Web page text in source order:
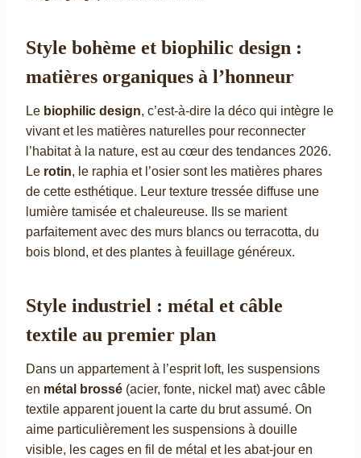
Style bohème et biophilic design :
matières organiques à l’honneur
Le biophilic design, c’est-à-dire la déco qui intègre le
vivant et les matières naturelles pour reconnecter
l’habitat à la nature, est au cœur des tendances 2026.
Le rotin, le raphia et l’osier sont les matières phares
de cette esthétique. Leur texture tressée diffuse une
lumière tamisée et chaleureuse. Ils se marient
parfaitement avec des murs blancs ou terracotta, du
bois blond, et des plantes à feuillage généreux.
Style industriel : métal et câble
textile au premier plan
Dans un appartement à l’esprit loft, les suspensions
en métal brossé (acier, fonte, nickel mat) avec câble
textile apparent jouent la carte du brut assumé. On
aime particulièrement les suspensions à douille
visible, les cages en fil de métal et les abat-jour en